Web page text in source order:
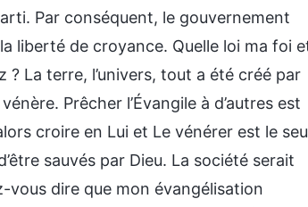
Par conséquent, le gouvernement
liberté de croyance. Quelle loi ma foi
La terre, l’univers, tout a été créé par
Prêcher l’Évangile à d’autres est
croire en Lui et Le vénérer est le
sauvés par Dieu. La société serait
vous dire que mon évangélisation